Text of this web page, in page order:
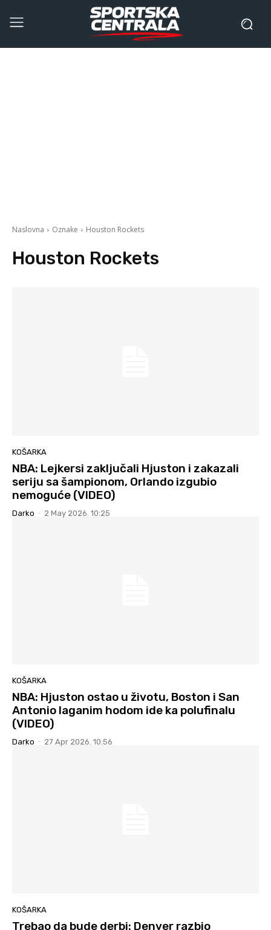
Naslovna Oznake Houston Rockets
Houston Rockets
KOŠARKA
NBA: Lejkersi zaključali Hjuston i zakazali
seriju sa šampionom, Orlando izgubio
nemoguće (VIDEO)
Darko - 2 May 2026. 10:25
KOŠARKA
NBA: Hjuston ostao u životu, Boston i San
Antonio laganim hodom ide ka polufinalu
(VIDEO)
Darko - 27 Apr 2026. 10:56
KOŠARKA
Trebao da bude derbi: Denver razbio